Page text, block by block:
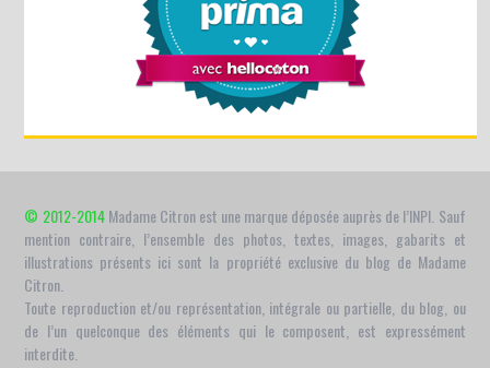
© 2012-2014Madame Citron est une marque déposée auprès de l’INPI. Sauf
mention contraire, l’ensemble des photos, textes, images, gabarits et
illustrations présents ici sont la propriété exclusive du blog de Madame
Citron.
Toute reproduction et/ou représentation, intégrale ou partielle, du blog, ou
de l’un quelconque des éléments qui le composent, est expressément
interdite.